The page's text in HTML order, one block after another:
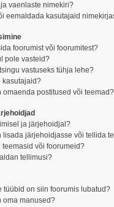
vaenlaste nimekiri?
eemaldada kasutajaid
foorumist või foorumitest?
pole vasteid?
vastuseks tühja lehe?
kasutajaid?
omaenda postitused või teemad?
ja järjehoidjal?
lisada järjehoidjasse või tellida
teemasid või foorumeid?
tellimusi?
tüübid on siin foorumis lubatud?
oma manused?